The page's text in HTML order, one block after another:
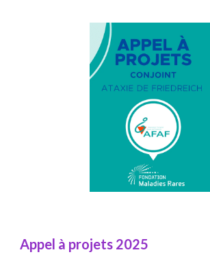
Appel à projets 2025